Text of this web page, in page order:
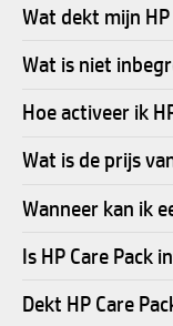
Wat dekt mijn HP
Wat is niet
Hoe activeer ik
Wat is de prijs
Wanneer kan ik
Is HP Care Pack
Dekt HP Care